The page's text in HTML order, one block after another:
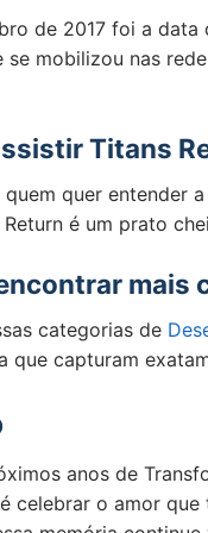
de 2017 foi a
se mobilizou nas
Titans
quer entender
é um prato
mais
categorias de
que capturam
anos de
celebrar o amor